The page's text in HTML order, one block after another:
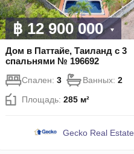
฿ 12 900 000
Дом в Паттайе, Таиланд с 3
спальнями № 196692
Спален: 3 Ванных: 2
Площадь: 285 м²
Gecko Real Estate